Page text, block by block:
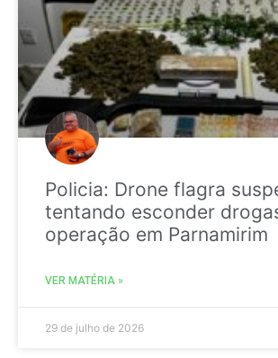
Policia: Drone flagra
tentando esconder
operação em Parnamirim
VER MATÉRIA »
29 de julho de 2026